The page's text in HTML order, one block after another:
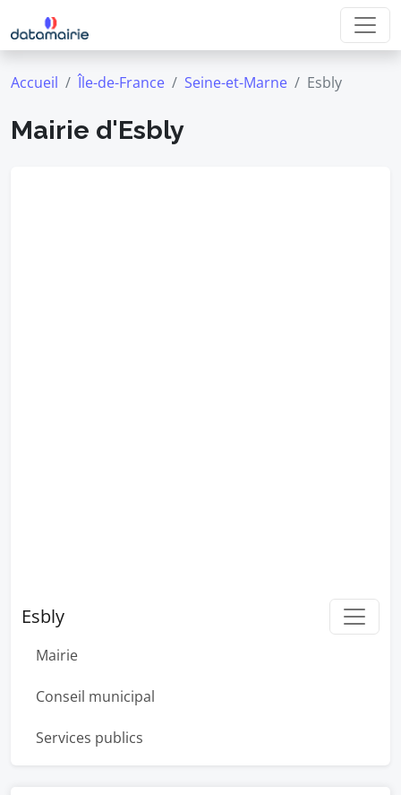
Accueil Île-de-France Seine-et-Marne Esbly
Mairie d'Esbly
Esbly
Mairie
Conseil municipal
Services publics